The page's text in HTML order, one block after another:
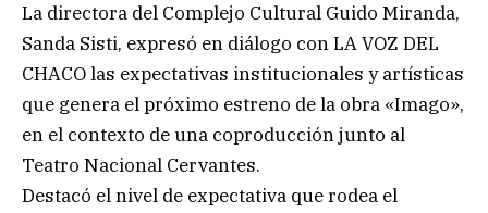
La directora del Complejo Cultural Guido Miranda,
Sanda Sisti, expresó en diálogo con LA VOZ DEL
CHACO las expectativas institucionales y artísticas
que genera el próximo estreno de la obra «Imago»,
en el contexto de una coproducción junto al
Teatro Nacional Cervantes.
Destacó el nivel de expectativa que rodea el